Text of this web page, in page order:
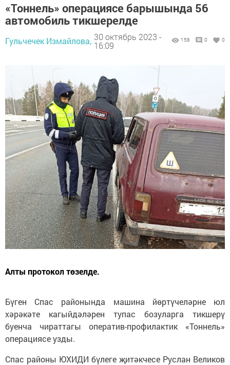
«Тоннель» операциясе барышында 56
автомобиль тикшерелде
Гульчечек Измайлова, 30 октябрь 2023 -
16:09
158 0 0
Алты протокол төзелде.
Бүген Спас районында машина йөртүчеләрне юл
хәрәкәте кагыйдәләрен тупас бозуларга тикшерү
буенча чираттагы оператив-профилактик «Тоннель»
операциясе узды.
Спас районы ЮХИДИ бүлеге җитәкчесе Руслан Великов